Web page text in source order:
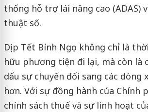
thống hỗ trợ lái nâng cao (ADAS)
thuật số.
Dịp Tết Bính Ngọ không chỉ là
hữu phương tiện đi lại, mà còn là
dấu sự chuyển đổi sang các dòng
hơn. Với sự đồng hành của Chính
chính sách thuế và sự linh hoạt